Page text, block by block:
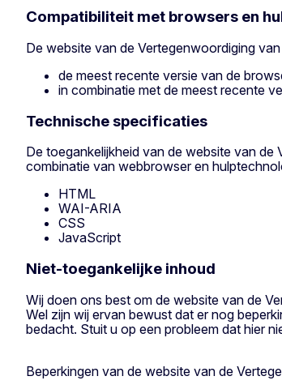
Compatibiliteit met browsers en
De website van de Vertegenwoordiging
de meest recente versie van de
in combinatie met de meest recente
Technische specificaties
De toegankelijkheid van de website van
combinatie van webbrowser en
HTML
WAI-ARIA
CSS
JavaScript
Niet-toegankelijke inhoud
Wij doen ons best om de website van de
Wel zijn wij ervan bewust dat er nog
bedacht. Stuit u op een probleem dat hier
Beperkingen van de website van de